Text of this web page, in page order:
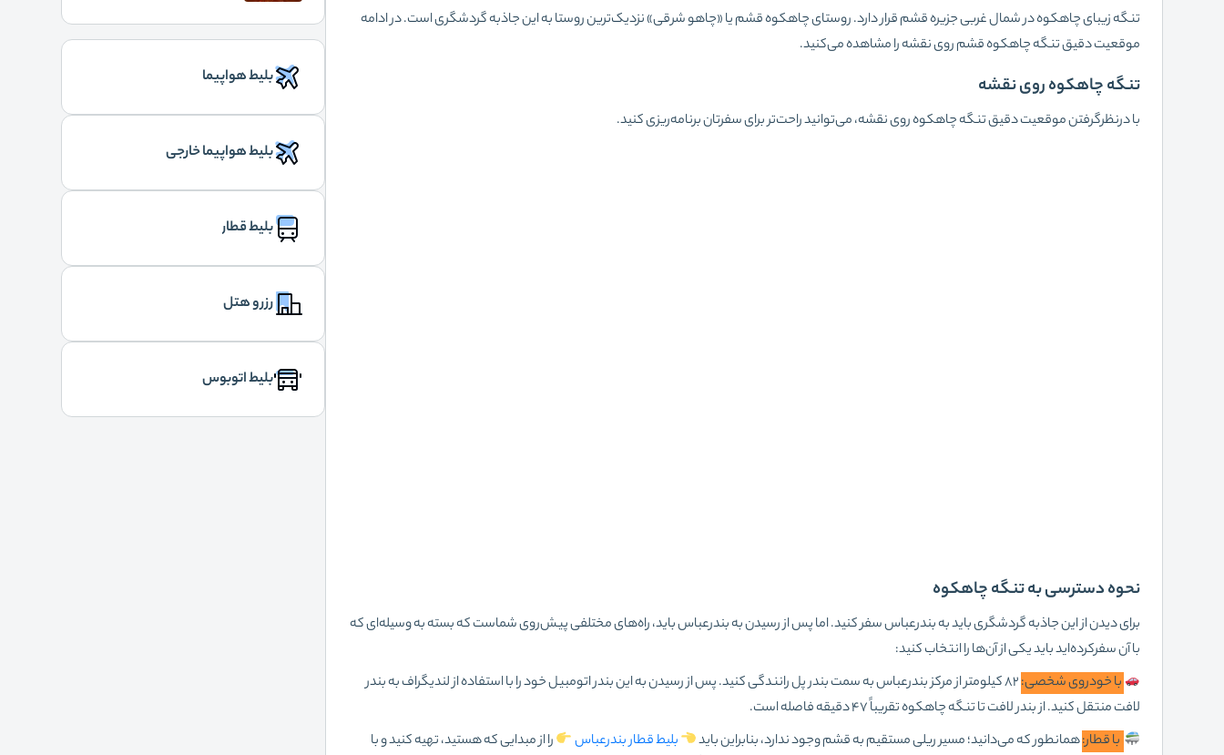
تنگه زیبای چاهکوه در شمال غربی جزیره قشم قرار دارد. روستای چاهکوه قشم یا «چاهو شرقی» نزدیک‌ترین روستا به این جاذبه گردشگری است. در ادامه
موقعیت دقیق تنگه چاهکوه قشم روی نقشه را مشاهده می‌کنید.
تنگه چاهکوه روی نقشه
با درنظرگرفتن موقعیت دقیق تنگه چاهکوه روی نقشه، می‌توانید راحت‌تر برای سفرتان برنامه‌ریزی کنید.
نحوه دسترسی به تنگه چاهکوه
برای دیدن از این جاذبه گردشگری باید به بندرعباس سفر کنید. اما پس از رسیدن به بندرعباس باید، راه‌های مختلفی پیش‌روی شماست که بسته به وسیله‌ای که
با آن سفرکرده‌اید باید یکی از آن‌ها را انتخاب کنید:
با خودروی شخصی:
۸۲ کیلومتر از مرکز بندرعباس به سمت بندر پل رانندگی کنید. پس از رسیدن به این بندر اتومبیل خود را با استفاده از لندیگراف به بندر
لافت منتقل کنید. از بندر لافت تا تنگه چاهکوه تقریباً ۴۷ دقیقه فاصله است.
با قطار:همانطور که می‌دانید؛ مسیر ریلی مستقیم به قشم وجود ندارد، بنابراین باید بلیط قطار بندرعباس
را از مبدایی که هستید، تهیه کنید و با
بلیط هواپیما
بلیط هواپیما خارجی
بلیط قطار
رزرو هتل
بلیط اتوبوس